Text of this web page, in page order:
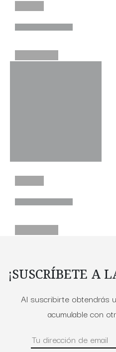
¡SUSCRÍBETE A
Al suscribirte obtendrás
acumulable con